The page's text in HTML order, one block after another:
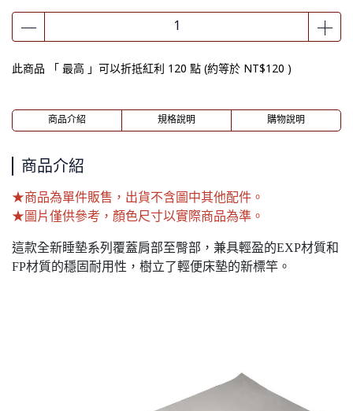
此商品 「 最高 」可以折抵紅利 120 點 (約等於 NT$120 )
商品介紹 規格說明 購物說明
商品介紹
★商品為單件販售，出貨不含圖中其他配件。
★圖片僅供參考，顏色尺寸以實際商品為準。
這款全新睡墊系列覆蓋肩部至臀部，兼具輕盈的EXP材質和
FP材質的穩固耐用性，樹立了輕便床墊的新標竿。